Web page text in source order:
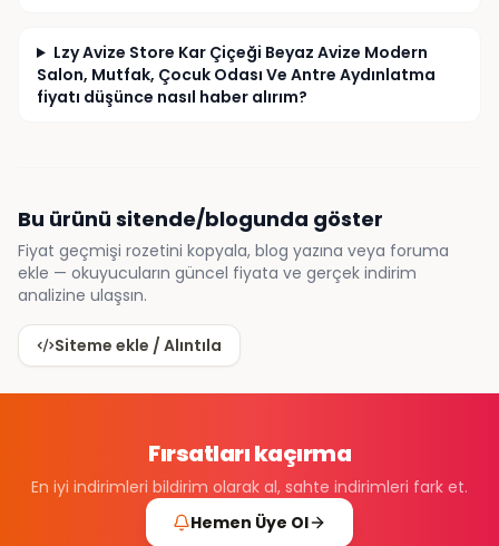
Lzy Avize Store Kar Çiçeği Beyaz Avize Modern
Salon, Mutfak, Çocuk Odası Ve Antre Aydınlatma
fiyatı düşünce nasıl haber alırım?
Bu ürünü sitende/blogunda göster
Fiyat geçmişi rozetini kopyala, blog yazına veya foruma
ekle — okuyucuların güncel fiyata ve gerçek indirim
analizine ulaşsın.
Siteme ekle / Alıntıla
Fırsatları kaçırma
En iyi indirimleri bildirim olarak al, sahte indirimleri fark et.
Hemen Üye Ol